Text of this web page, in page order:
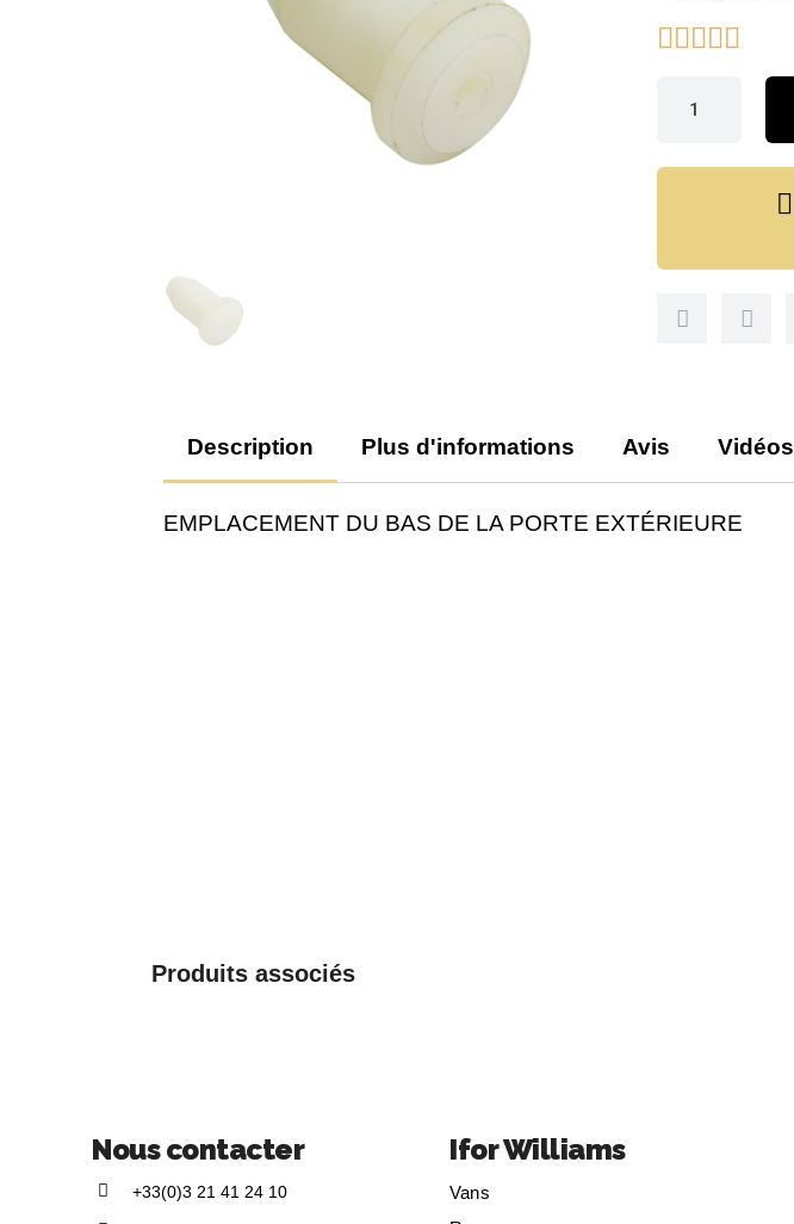
    
Description Plus d'informations Avis Vidéos
EMPLACEMENT DU BAS DE LA PORTE EXTÉRIEURE
Produits associés
Nous contacter
+33(0)3 21 41 24 10
Ifor Williams
Vans